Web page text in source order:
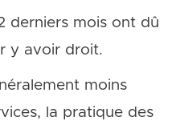
derniers mois ont dû
y avoir droit.
moins
la pratique des